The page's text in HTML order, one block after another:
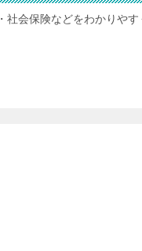
会保険などをわかりやす